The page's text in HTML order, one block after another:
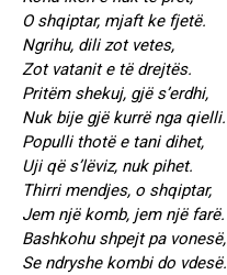
O shqiptar, mjaft ke fjetë.
Ngrihu, dili zot vetes,
Zot vatanit e të drejtës.
Pritëm shekuj, gjë s’erdhi,
Nuk bije gjë kurrë nga qielli.
Populli thotë e tani dihet,
Uji që s’lëviz, nuk pihet.
Thirri mendjes, o shqiptar,
Jem një komb, jem një farë.
Bashkohu shpejt pa vonesë,
Se ndryshe kombi do vdesë.